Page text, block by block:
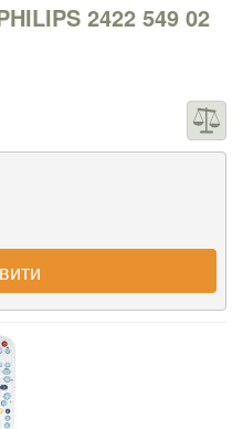
2422 549 02